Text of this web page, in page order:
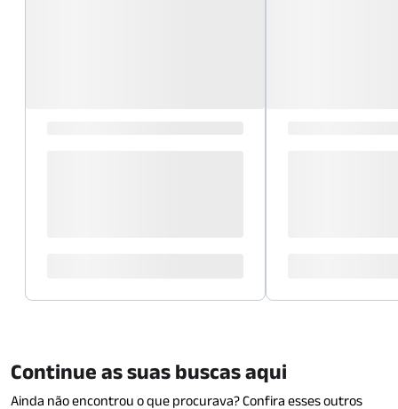
Continue as suas buscas aqui
Ainda não encontrou o que procurava? Confira esses outros